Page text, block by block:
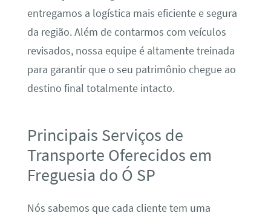
entregamos a logística mais eficiente e segura
da região. Além de contarmos com veículos
revisados, nossa equipe é altamente treinada
para garantir que o seu patrimônio chegue ao
destino final totalmente intacto.
Principais Serviços de
Transporte Oferecidos em
Freguesia do Ó SP
Nós sabemos que cada cliente tem uma